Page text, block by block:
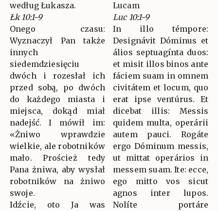
według Łukasza.
Łk 10:1-9
Onego czasu:
Wyznaczył Pan także
innych
siedemdziesięciu
dwóch i rozesłał ich
przed sobą, po dwóch
do każdego miasta i
miejsca, dokąd miał
nadejść. I mówił im:
«Żniwo wprawdzie
wielkie, ale robotników
mało. Proścież tedy
Pana żniwa, aby wysłał
robotników na żniwo
swoje.
Idźcie, oto Ja was
Lucam
Luc 10:1-9
In illo témpore:
Designávit Dóminus et
álios septuagínta duos:
et misit illos binos ante
fáciem suam in omnem
civitátem et locum, quo
erat ipse ventúrus. Et
dicebat illis: Messis
quidem multa, operárii
autem pauci. Rogáte
ergo Dóminum messis,
ut mittat operários in
messem suam. Ite: ecce,
ego mitto vos sicut
agnos inter lupos.
Nolíte portáre